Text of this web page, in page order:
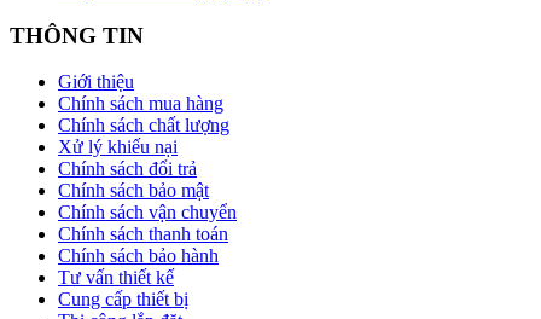
THÔNG TIN
Giới thiệu
Chính sách mua hàng
Chính sách chất lượng
Xử lý khiếu nại
Chính sách đổi trả
Chính sách bảo mật
Chính sách vận chuyển
Chính sách thanh toán
Chính sách bảo hành
Tư vấn thiết kế
Cung cấp thiết bị